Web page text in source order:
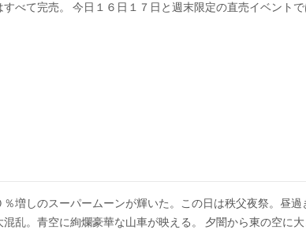
べて完売。 今日１６日１７日と週末限定の直売イベントで
増しのスーパームーンが輝いた。この日は秩父夜祭。昼過
乱。青空に絢爛豪華な山車が映える。 夕闇から東の空に大